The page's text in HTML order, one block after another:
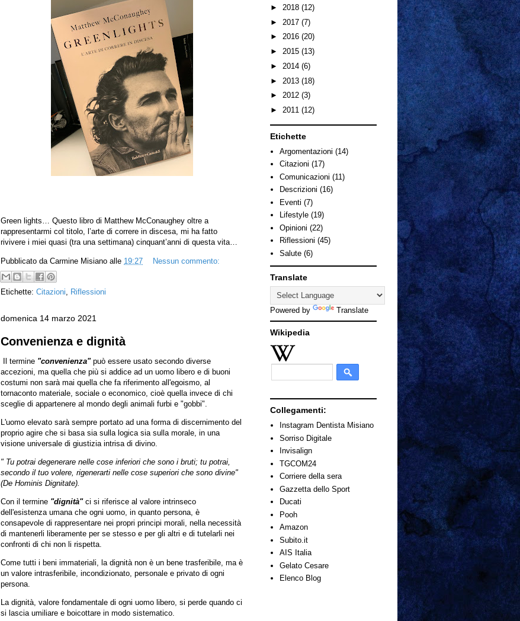
Green lights… Questo libro di Matthew McConaughey oltre a
rappresentarmi col titolo, l’arte di correre in discesa, mi ha fatto
rivivere i miei quasi (tra una settimana) cinquant’anni di questa vita…
Pubblicato da Carmine Misiano alle 19:27 Nessun commento:
Etichette: Citazioni, Riflessioni
domenica 14 marzo 2021
Convenienza e dignità
Il termine "convenienza" può essere usato secondo diverse
accezioni, ma quella che più si addice ad un uomo libero e di buoni
costumi non sarà mai quella che fa riferimento all'egoismo, al
tornaconto materiale, sociale o economico, cioè quella invece di chi
sceglie di appartenere al mondo degli animali furbi e "gobbi".
L'uomo elevato sarà sempre portato ad una forma di discernimento del
proprio agire che si basa sia sulla logica sia sulla morale, in una
visione universale di giustizia intrisa di divino.
" Tu potrai degenerare nelle cose inferiori che sono i bruti; tu potrai,
secondo il tuo volere, rigenerarti nelle cose superiori che sono divine"
(De Hominis Dignitate).
Con il termine "dignità"ci si riferisce al valore intrinseco
dell'esistenza umana che ogni uomo, in quanto persona, è
consapevole di rappresentare nei propri principi morali, nella necessità
di mantenerli liberamente per se stesso e per gli altri e di tutelarli nei
confronti di chi non li rispetta.
Come tutti i beni immateriali, la dignità non è un bene trasferibile, ma è
un valore intrasferibile, incondizionato, personale e privato di ogni
persona.
La dignità, valore fondamentale di ogni uomo libero, si perde quando ci
si lascia umiliare e boicottare in modo sistematico.
► 2018 (12)
► 2017 (7)
► 2016 (20)
► 2015 (13)
► 2014 (6)
► 2013 (18)
► 2012 (3)
► 2011 (12)
Etichette
Argomentazioni (14)
Citazioni (17)
Comunicazioni (11)
Descrizioni (16)
Eventi (7)
Lifestyle (19)
Opinioni (22)
Riflessioni (45)
Salute (6)
Translate
Powered by Translate
Wikipedia
Collegamenti:
Instagram Dentista Misiano
Sorriso Digitale
Invisalign
TGCOM24
Corriere della sera
Gazzetta dello Sport
Ducati
Pooh
Amazon
Subito.it
AIS Italia
Gelato Cesare
Elenco Blog